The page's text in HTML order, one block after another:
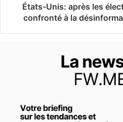
États-Unis: après les
confronté à la